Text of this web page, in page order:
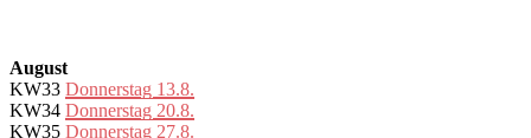
August
KW33 Donnerstag 13.8.
KW34 Donnerstag 20.8.
KW35 Donnerstag 27.8.